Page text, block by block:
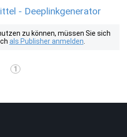
- Deeplinkgenerator
zu können, müssen Sie sich
als Publisher anmelden
1